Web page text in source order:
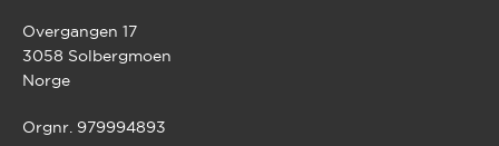
Overgangen 17
3058 Solbergmoen
Norge
Orgnr. 979994893